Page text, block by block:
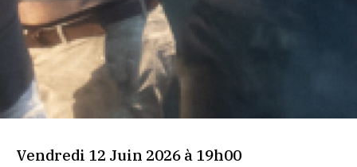
Vendredi 12 Juin 2026 à 19h00